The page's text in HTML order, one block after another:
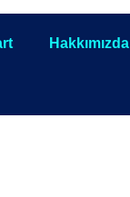
Hakkımızda